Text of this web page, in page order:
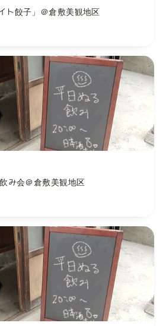
ト餃子」＠倉敷美観地区
み会＠倉敷美観地区